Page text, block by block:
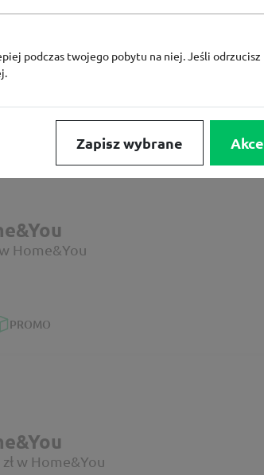
Home&You
PROMO
Home&You
PROMO
w Home&You
podczas twojego pobytu na niej. Jeśli
Zapisz wybrane